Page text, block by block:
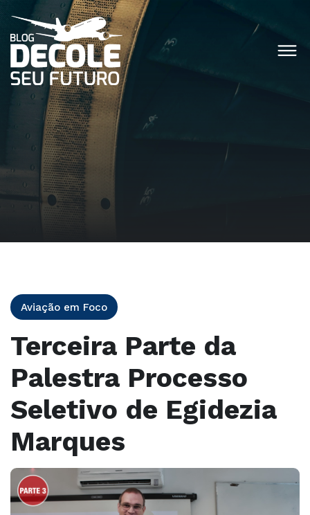
Aviação em Foco
Terceira Parte da
Palestra Processo
Seletivo de Egidezia
Marques